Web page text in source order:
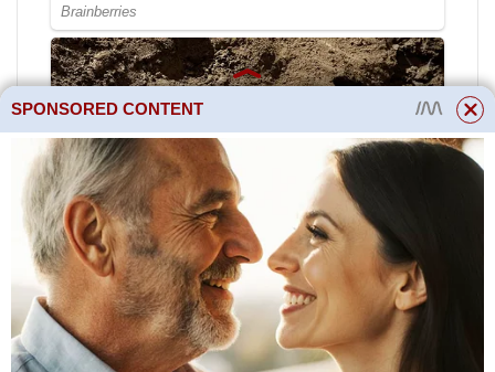
SPONSORED CONTENT